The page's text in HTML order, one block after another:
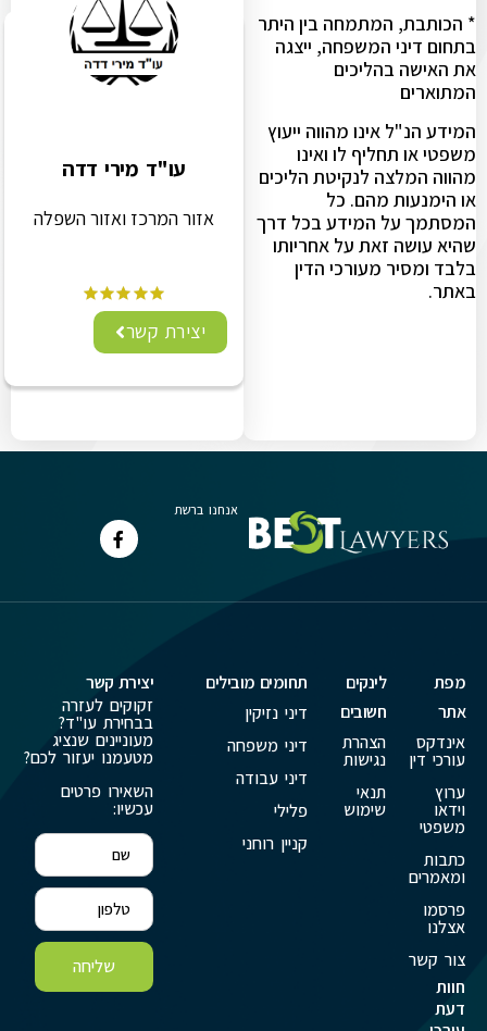
* הכותבת, המתמחה בין היתר
בתחום דיני המשפחה, ייצגה
את האישה בהליכים
המתוארים
המידע הנ"ל אינו מהווה ייעוץ
משפטי או תחליף לו ואינו
מהווה המלצה לנקיטת הליכים
או הימנעות מהם. כל
המסתמך על המידע בכל דרך
שהיא עושה זאת על אחריותו
בלבד ומסיר מעורכי הדין
באתר.
עו"ד מירי דדה
אזור המרכז ואזור השפלה
יצירת קשר
אנחנו ברשת
מפת
אתר
אינדקס
עורכי דין
ערוץ
וידאו
משפטי
כתבות
ומאמרים
פרסמו
אצלנו
צור קשר
חוות
דעת
לינקים
חשובים
הצהרת
נגישות
תנאי
שימוש
תחומים מובילים
דיני נזיקין
דיני משפחה
דיני עבודה
פלילי
קניין רוחני
יצירת קשר
זקוקים לעזרה
בבחירת עו"ד?
מעוניינים שנציג
מטעמנו יעזור לכם?
השאירו פרטים
עכשיו:
שליחה